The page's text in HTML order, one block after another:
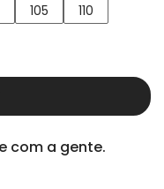
105
110
com a gente.